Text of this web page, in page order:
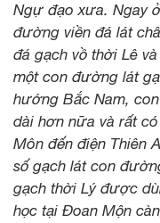
Ngự đạo xưa. Ngay
đường viền đá lát
đá gạch vồ thời Lê
một con đường lát
hướng Bắc Nam,
dài hơn nữa và rất
Môn đến điện Thiên
số gạch lát con
gạch thời Lý được
học tại Đoan Mộn